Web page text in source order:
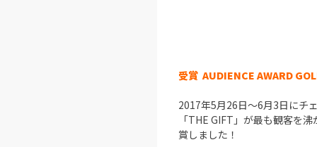
受賞 AUDIENCE AWARD
2017年5月26日～6月3日にチ
「THE GIFT」が最も観客を
賞しました！